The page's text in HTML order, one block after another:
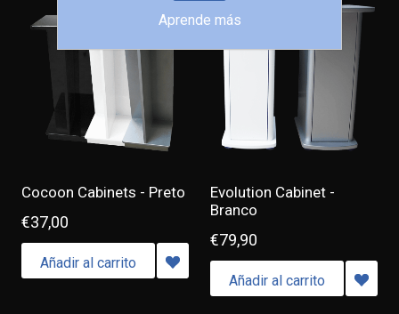
Cocoon Cabinets - Preto
€37,00
Añadir al carrito
Evolution Cabinet -
Branco
€79,90
Añadir al carrito
Aprende más